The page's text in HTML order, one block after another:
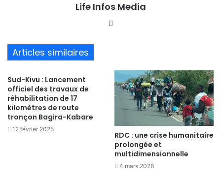
Life Infos Media
Articles similaires
Sud-Kivu : Lancement
officiel des travaux de
réhabilitation de 17
kilomètres de route
tronçon Bagira-Kabare
12 février 2025
RDC : une crise humanitaire
prolongée et
multidimensionnelle
4 mars 2026